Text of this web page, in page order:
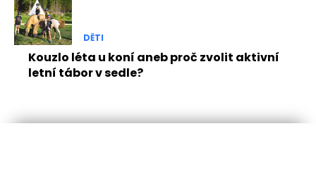
DĚTI
Kouzlo léta u koní aneb proč zvolit aktivní
letní tábor v sedle?